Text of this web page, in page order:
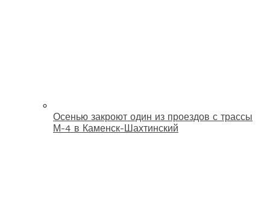
Осенью закроют один из проездов с трассы
М-4 в Каменск-Шахтинский